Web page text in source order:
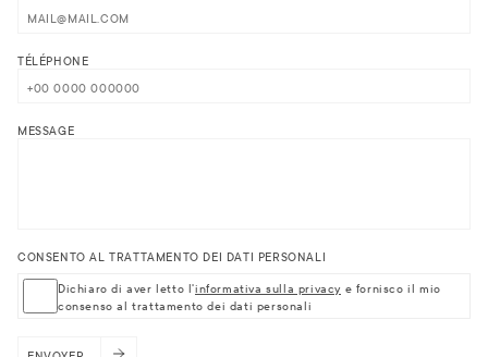
TÉLÉPHONE
MESSAGE
CONSENTO AL TRATTAMENTO DEI DATI PERSONALI
Dichiaro di aver letto l'informativa sulla privacy e fornisco il mio
consenso al trattamento dei dati personali